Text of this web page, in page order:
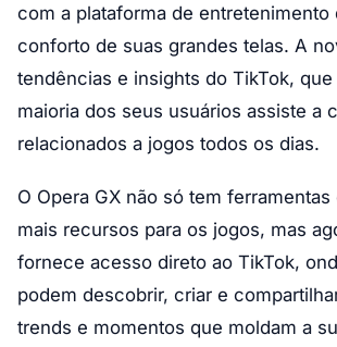
com a plataforma de entretenimento
conforto de suas grandes telas. A
tendências e insights do TikTok,
maioria dos seus usuários assiste a
relacionados a jogos todos os dias.
O Opera GX não só tem ferramentas
mais recursos para os jogos, mas
fornece acesso direto ao TikTok,
podem descobrir, criar e
trends e momentos que moldam a